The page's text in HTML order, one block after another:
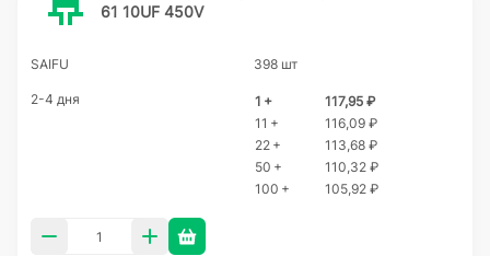
61 10UF 450V
SAIFU 398 шт
2-4 дня 1 +
117,95 ₽
11 +
116,09 ₽
22 +
113,68 ₽
50 +
110,32 ₽
100 +
105,92 ₽